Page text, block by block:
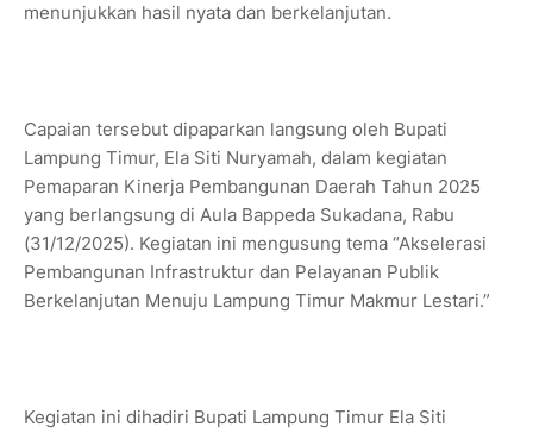
menunjukkan hasil nyata dan berkelanjutan.
Capaian tersebut dipaparkan langsung oleh Bupati
Lampung Timur, Ela Siti Nuryamah, dalam kegiatan
Pemaparan Kinerja Pembangunan Daerah Tahun 2025
yang berlangsung di Aula Bappeda Sukadana, Rabu
(31/12/2025). Kegiatan ini mengusung tema “Akselerasi
Pembangunan Infrastruktur dan Pelayanan Publik
Berkelanjutan Menuju Lampung Timur Makmur Lestari.”
Kegiatan ini dihadiri Bupati Lampung Timur Ela Siti